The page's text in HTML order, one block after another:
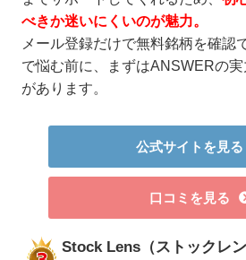
べきか迷いにくいのが魅力。
メール登録だけで無料銘柄を確認
で悩む前に、まずはANSWERの
があります。
公式サイトを見る
口コミを見る
Stock Lens（ストックレン